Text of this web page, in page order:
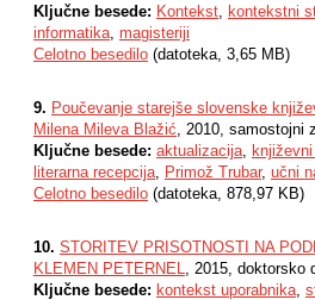
Ključne besede: Kontekst, kontekstni
informatika, magisteriji
Celotno besedilo (datoteka, 3,65 MB)
9. Poučevanje starejše slovenske
Milena Mileva Blažić, 2010, samostojni
Ključne besede: aktualizacija,
literarna recepcija, Primož Trubar, učni
Celotno besedilo (datoteka, 878,97 KB)
10. STORITEV PRISOTNOSTI NA
KLEMEN PETERNEL, 2015, doktorsko
Ključne besede: kontekst uporabnika,